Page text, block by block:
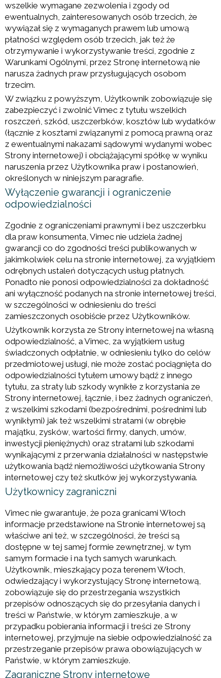
wszelkie wymagane zezwolenia i zgody od
ewentualnych, zainteresowanych osób trzecich, że
wywiązał się z wymaganych prawem lub umową
płatności względem osób trzecich, jak też że
otrzymywanie i wykorzystywanie treści, zgodnie z
Warunkami Ogólnymi, przez Stronę internetową nie
narusza żadnych praw przysługujących osobom
trzecim.
W związku z powyższym, Użytkownik zobowiązuje się
zabezpieczyć i zwolnić Vimec z tytułu wszelkich
roszczeń, szkód, uszczerbków, kosztów lub wydatków
(łącznie z kosztami związanymi z pomocą prawną oraz
z ewentualnymi nakazami sądowymi wydanymi wobec
Strony internetowej) i obciążającymi spółkę w wyniku
naruszenia przez Użytkownika praw i postanowień,
określonych w niniejszym paragrafie.
Wyłączenie gwarancji i ograniczenie
odpowiedzialności
Zgodnie z ograniczeniami prawnymi i bez uszczerbku
dla praw konsumenta, Vimec nie udziela żadnej
gwarancji co do zgodności treści publikowanych w
jakimkolwiek celu na stronie internetowej, za wyjątkiem
odrębnych ustaleń dotyczących usług płatnych.
Ponadto nie ponosi odpowiedzialności za dokładność
ani wyłączność podanych na stronie internetowej treści,
w szczególności w odniesieniu do treści
zamieszczonych osobiście przez Użytkowników.
Użytkownik korzysta ze Strony internetowej na własną
odpowiedzialność, a Vimec, za wyjątkiem usług
świadczonych odpłatnie, w odniesieniu tylko do celów
przedmiotowej usługi, nie może zostać pociągnięta do
odpowiedzialności tytułem umowy bądź z innego
tytułu, za straty lub szkody wynikłe z korzystania ze
Strony internetowej, łącznie, i bez żadnych ograniczeń,
z wszelkimi szkodami (bezpośrednimi, pośrednimi lub
wynikłymi) jak też wszelkimi stratami (w obrębie
majątku, zysków, wartości firmy, danych, umów,
inwestycji pieniężnych) oraz stratami lub szkodami
wynikającymi z przerwania działalności w następstwie
użytkowania bądź niemożliwości użytkowania Strony
internetowej czy też skutków jej wykorzystywania.
Użytkownicy zagraniczni
Vimec nie gwarantuje, że poza granicami Włoch
informacje przedstawione na Stronie internetowej są
właściwe ani też, w szczególności, że treści są
dostępne w tej samej formie zewnętrznej, w tym
samym formacie i na tych samych warunkach.
Użytkownik, mieszkający poza terenem Włoch,
odwiedzający i wykorzystujący Stronę internetową,
zobowiązuje się do przestrzegania wszystkich
przepisów odnoszących się do przesyłania danych i
treści w Państwie, w którym zamieszkuje, a w
przypadku pobierania informacji i treści ze Strony
internetowej, przyjmuje na siebie odpowiedzialność za
przestrzeganie przepisów prawa obowiązujących w
Państwie, w którym zamieszkuje.
Zagraniczne Strony internetowe